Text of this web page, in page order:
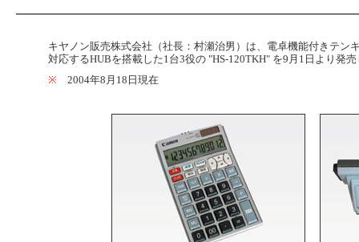
キヤノン販売株式会社（社長：村瀬治男）は、電卓機能付きテン
対応するHUBを搭載した1台3役の "HS-120TKH" を9月1日より発
※ 2004年8月18日現在